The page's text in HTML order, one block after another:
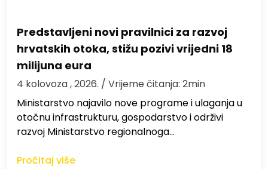
Predstavljeni novi pravilnici za razvoj
hrvatskih otoka, stižu pozivi vrijedni 18
milijuna eura
4 kolovoza , 2026. / Vrijeme čitanja: 2min
Ministarstvo najavilo nove programe i ulaganja u
otočnu infrastrukturu, gospodarstvo i održivi
razvoj Ministarstvo regionalnoga…
Pročitaj više